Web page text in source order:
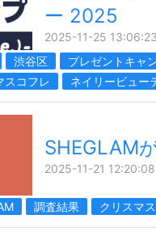
ー 2025
2025-11-25 13:06:23
渋谷区
プレゼントキャ
スコフレ
ネイリービュー
SHEGLAM
2025-11-21 12:20:08
調査結果 クリスマ